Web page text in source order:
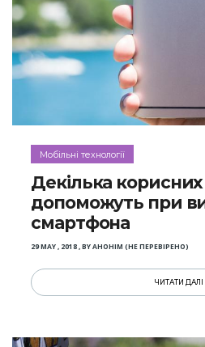
Мобільні технології
Декілька
допоможуть при
смартфона
29 MAY , 2018,BYАНОНІМ (НЕ ПЕРЕВІРЕНО)
ЧИТАТИ ДАЛІ